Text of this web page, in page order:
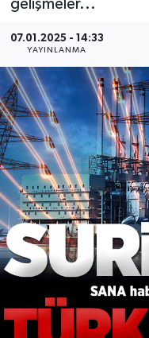
gelişmeler...
07.01.2025 - 14:33
YAYINLANMA